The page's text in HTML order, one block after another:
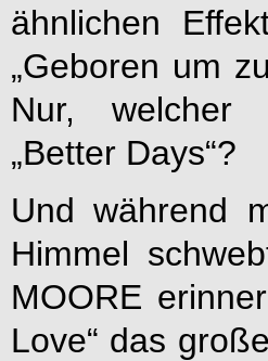
ähnlichen
„Geboren um
Nur, welcher
„Better Days“?
Und während
Himmel
MOORE
Love“ das